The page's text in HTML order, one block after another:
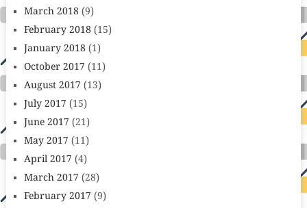
March 2018(9)
February 2018(15)
January 2018(1)
October 2017 (11)
August 2017 (13)
July 2017 (15)
June 2017 (21)
May 2017 (11)
April 2017 (4)
March 2017 (28)
February 2017 (9)